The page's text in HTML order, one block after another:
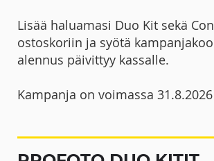
Lisää haluamasi Duo Kit sekä
ostoskoriin ja syötä
alennus päivittyy kassalle.
Kampanja on voimassa